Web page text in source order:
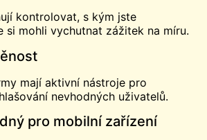
kontrolovat, s kým jste
si mohli vychutnat zážitek na míru.
mají aktivní nástroje pro
nevhodných uživatelů.
pro mobilní zařízení